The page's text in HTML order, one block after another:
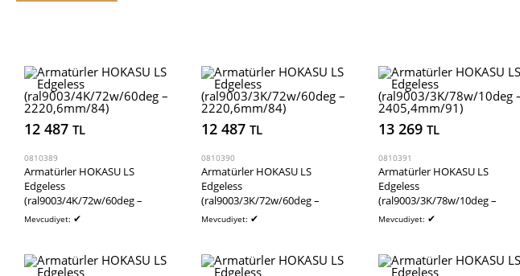
12 487 TL
0810389
Armatürler HOKASU LS
Edgeless
(ral9003/4K/72w/60deg –
2220,6mm/84)
Mevcudiyet: ✔
12 487 TL
0810390
Armatürler HOKASU LS
Edgeless
(ral9003/3K/72w/60deg –
2220,6mm/84)
Mevcudiyet: ✔
13 269 TL
0810391
Armatürler HOKASU LS
Edgeless
(ral9003/3K/78w/10deg –
2405,4mm/91)
Mevcudiyet: ✔